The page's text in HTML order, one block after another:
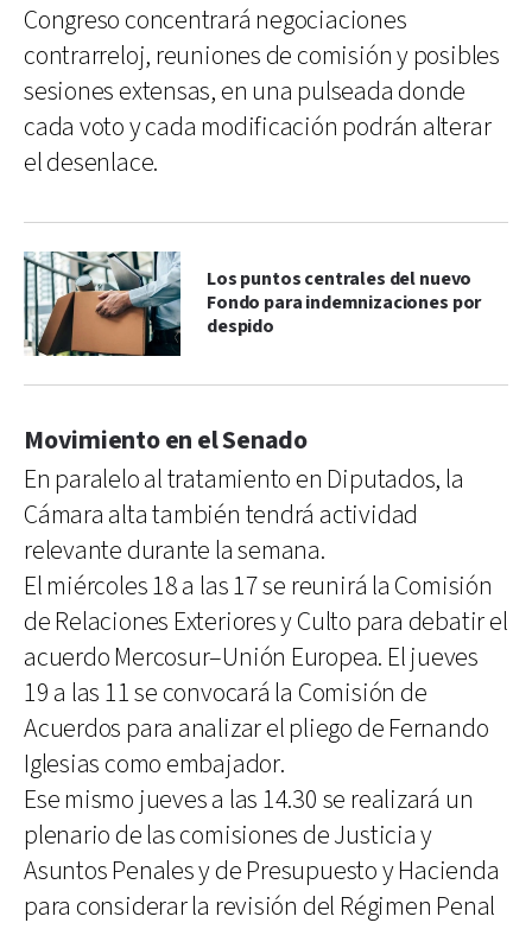
Congreso concentrará negociaciones
contrarreloj, reuniones de comisión y posibles
sesiones extensas, en una pulseada donde
cada voto y cada modificación podrán alterar
el desenlace.
Los puntos centrales del nuevo
Fondo para indemnizaciones por
despido
Movimiento en el Senado
En paralelo al tratamiento en Diputados, la
Cámara alta también tendrá actividad
relevante durante la semana.
El miércoles 18 a las 17 se reunirá la Comisión
de Relaciones Exteriores y Culto para debatir el
acuerdo Mercosur–Unión Europea. El jueves
19 a las 11 se convocará la Comisión de
Acuerdos para analizar el pliego de Fernando
Iglesias como embajador.
Ese mismo jueves a las 14.30 se realizará un
plenario de las comisiones de Justicia y
Asuntos Penales y de Presupuesto y Hacienda
para considerar la revisión del Régimen Penal